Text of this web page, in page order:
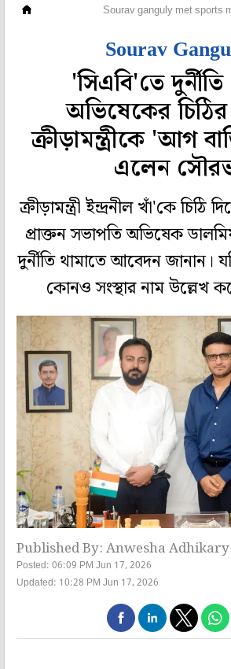
Sourav ganguly met sports
Sourav
'সিএবি'তে
অভিষেকের
ক্রীড়ামন্ত্রীকে 'আগ
এলেন
ক্রীড়ামন্ত্রী ইন্দ্রনীল খাঁ'কে চিঠি
প্রাক্তন সভাপতি অভিষেক
দুর্নীতি থামাতে আবেদন জানান।
কোনও সংস্থার নাম উল্লেখ
Published By: Anwesha Adhikary
Posted: 06:09 PM Jun 17, 2026
Updated: 10:28 PM Jun 17, 2026